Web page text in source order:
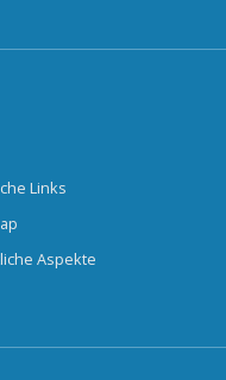
Links
Aspekte